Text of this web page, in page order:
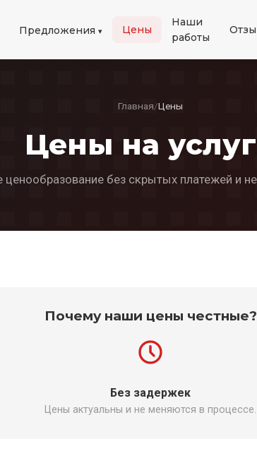
Предложения Цены
Наши
работы
Главная/Цены
Цены на
ценообразование без скрытых платежей и
Почему наши цены честные?
Без задержек
Цены актуальны и не меняются в процессе.